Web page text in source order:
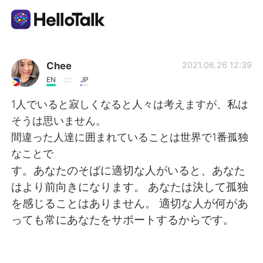
Language Exchange App
AI Grammar Checker
English
简体中文 繁體中文
Español العربية
Chee
EN JP
2021.06.26 12:39
1人でいると寂しくなると人々は考えますが、私は
そうは思いません。
間違った人達に囲まれていることは世界で1番孤独
なことで
す。あなたのそばに適切な人がいると、あなた
はより前向きになります。 あなたは決して孤独
を感じることはありません。 適切な人が何があ
っても常にあなたをサポートするからです。